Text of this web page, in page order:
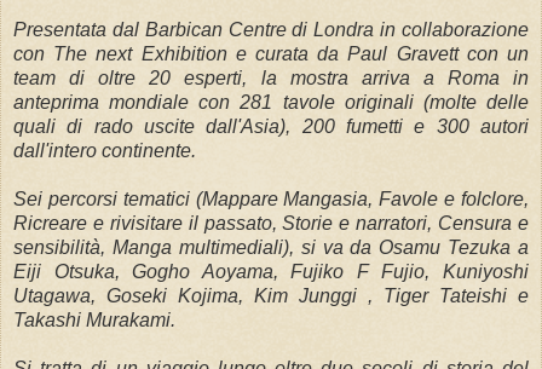
Presentata dal Barbican Centre di Londra in collaborazione
con The next Exhibition e curata da Paul Gravett con un
team di oltre 20 esperti, la mostra arriva a Roma in
anteprima mondiale con 281 tavole originali (molte delle
quali di rado uscite dall'Asia), 200 fumetti e 300 autori
dall'intero continente.
Sei percorsi tematici (Mappare Mangasia, Favole e folclore,
Ricreare e rivisitare il passato, Storie e narratori, Censura e
sensibilità, Manga multimediali), si va da Osamu Tezuka a
Eiji Otsuka, Gogho Aoyama, Fujiko F Fujio, Kuniyoshi
Utagawa, Goseki Kojima, Kim Junggi , Tiger Tateishi e
Takashi Murakami.